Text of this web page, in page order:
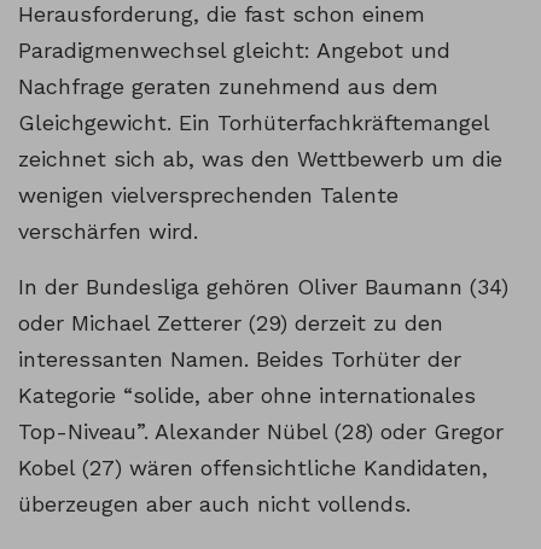
Herausforderung, die fast schon einem
Paradigmenwechsel gleicht: Angebot und
Nachfrage geraten zunehmend aus dem
Gleichgewicht. Ein Torhüterfachkräftemangel
zeichnet sich ab, was den Wettbewerb um die
wenigen vielversprechenden Talente
verschärfen wird.
In der Bundesliga gehören Oliver Baumann (34)
oder Michael Zetterer (29) derzeit zu den
interessanten Namen. Beides Torhüter der
Kategorie “solide, aber ohne internationales
Top-Niveau”. Alexander Nübel (28) oder Gregor
Kobel (27) wären offensichtliche Kandidaten,
überzeugen aber auch nicht vollends.